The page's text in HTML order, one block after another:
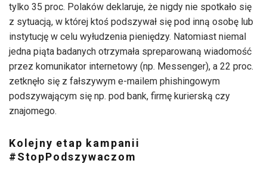
tylko 35 proc. Polaków deklaruje, że nigdy nie spotkało się
z sytuacją, w której ktoś podszywał się pod inną osobę lub
instytucję w celu wyłudzenia pieniędzy. Natomiast niemal
jedna piąta badanych otrzymała spreparowaną wiadomość
przez komunikator internetowy (np. Messenger), a 22 proc.
zetknęło się z fałszywym e-mailem phishingowym
podszywającym się np. pod bank, firmę kurierską czy
znajomego.
Kolejny etap kampanii
#StopPodszywaczom